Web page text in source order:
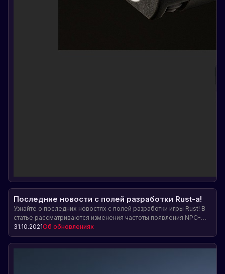
Последние новости с полей разработки Rust-a!
Узнайте о последних новостях с полей разработки игры Rust! В
статье рассматриваются изменения частоты появления NPC-
учёных, новые возможности для "жилых" домов, доступность
MLRS на тестовой ветке и другие интересные обновления.
31.10.2021Об обновлениях